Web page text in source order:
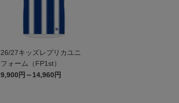
26/27キッズレプリカユニ
フォーム（FP1st）
9,900円～14,960円